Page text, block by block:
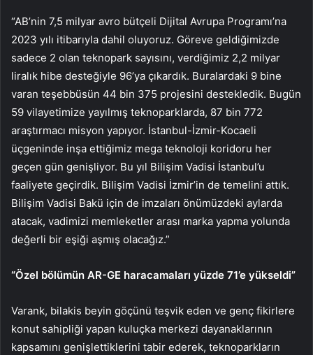
“AB’nin 7,5 milyar avro bütçeli Dijital Avrupa Programı’na
2023 yılı itibarıyla dahil oluyoruz. Göreve geldiğimizde
sadece 2 olan teknopark sayısını, verdiğimiz 2,2 milyar
liralık hibe desteğiyle 96’ya çıkardık. Buralardaki 9 bine
varan teşebbüsün 44 bin 375 projesini destekledik. Bugün
59 vilayetimize yayılmış teknoparklarda, 87 bin 772
araştırmacı misyon yapıyor. İstanbul-İzmir-Kocaeli
üçgeninde inşa ettiğimiz mega teknoloji koridoru her
geçen gün genişliyor. Bu yıl Bilişim Vadisi İstanbul’u
faaliyete geçirdik. Bilişim Vadisi İzmir’in de temelini attık.
Bilişim Vadisi Bakü için de imzaları önümüzdeki aylarda
atacak, vadimizi memleketler arası marka yapma yolunda
değerli bir eşiği aşmış olacağız.”
“Özel bölümün AR-GE haracamaları yüzde 71’e yükseldi”
Varank, bilakis beyin göçünü teşvik eden ve genç fikirlere
konut sahipliği yapan kuluçka merkezi dayanaklarının
kapsamını genişlettiklerini tabir ederek, teknoparkların